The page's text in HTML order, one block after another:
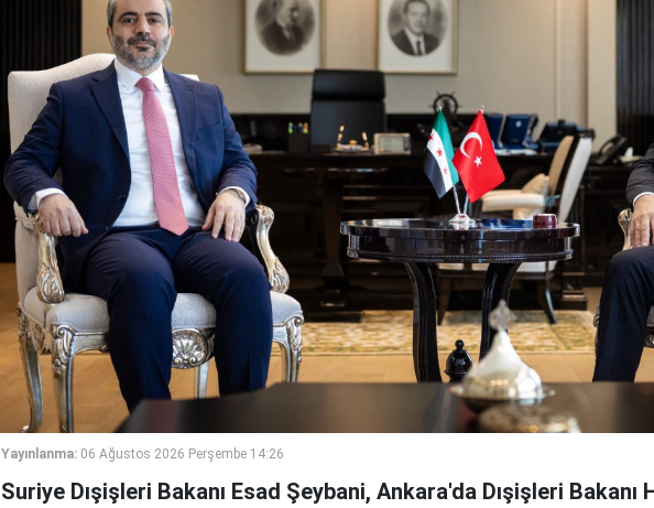
Yayınlanma: 06 Ağustos 2026 Perşembe 14:26
Suriye Dışişleri Bakanı Esad Şeybani, Ankara'da Dışişleri Bakanı